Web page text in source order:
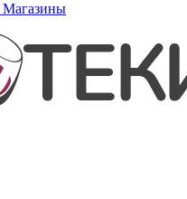
Магазины